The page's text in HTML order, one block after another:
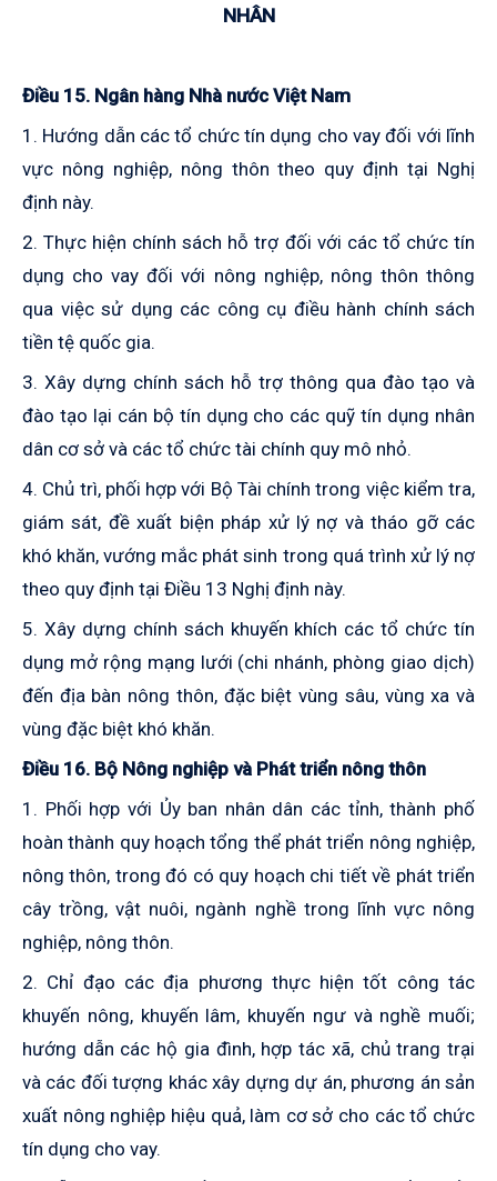
NHÂN
Điều 15. Ngân hàng Nhà nước Việt Nam
1. Hướng dẫn các tổ chức tín dụng cho vay đối với lĩnh
vực nông nghiệp, nông thôn theo quy định tại Nghị
định này.
2. Thực hiện chính sách hỗ trợ đối với các tổ chức tín
dụng cho vay đối với nông nghiệp, nông thôn thông
qua việc sử dụng các công cụ điều hành chính sách
tiền tệ quốc gia.
3. Xây dựng chính sách hỗ trợ thông qua đào tạo và
đào tạo lại cán bộ tín dụng cho các quỹ tín dụng nhân
dân cơ sở và các tổ chức tài chính quy mô nhỏ.
4. Chủ trì, phối hợp với Bộ Tài chính trong việc kiểm tra,
giám sát, đề xuất biện pháp xử lý nợ và tháo gỡ các
khó khăn, vướng mắc phát sinh trong quá trình xử lý nợ
theo quy định tại Điều 13 Nghị định này.
5. Xây dựng chính sách khuyến khích các tổ chức tín
dụng mở rộng mạng lưới (chi nhánh, phòng giao dịch)
đến địa bàn nông thôn, đặc biệt vùng sâu, vùng xa và
vùng đặc biệt khó khăn.
Điều 16. Bộ Nông nghiệp và Phát triển nông thôn
1. Phối hợp với Ủy ban nhân dân các tỉnh, thành phố
hoàn thành quy hoạch tổng thể phát triển nông nghiệp,
nông thôn, trong đó có quy hoạch chi tiết về phát triển
cây trồng, vật nuôi, ngành nghề trong lĩnh vực nông
nghiệp, nông thôn.
2. Chỉ đạo các địa phương thực hiện tốt công tác
khuyến nông, khuyến lâm, khuyến ngư và nghề muối;
hướng dẫn các hộ gia đình, hợp tác xã, chủ trang trại
và các đối tượng khác xây dựng dự án, phương án sản
xuất nông nghiệp hiệu quả, làm cơ sở cho các tổ chức
tín dụng cho vay.